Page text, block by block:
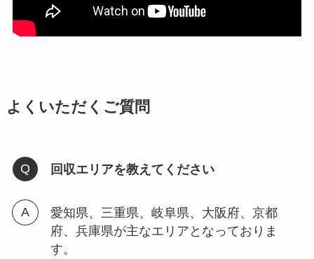
よくいただくご質問
回収エリアを教えてください
愛知県、三重県、岐阜県、大阪府、京都
府、兵庫県が主なエリアとなっておりま
す。